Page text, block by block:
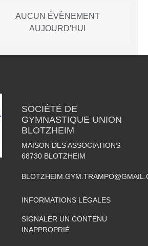
AUCUN ÉVÈNEMENT
AUJOURD'HUI
SOCIÉTÉ DE
GYMNASTIQUE UNION
BLOTZHEIM
MAISON DES ASSOCIATIONS
68730 BLOTZHEIM
INFORMATIONS LÉGALES
SIGNALER UN CONTENU
INAPPROPRIÉ